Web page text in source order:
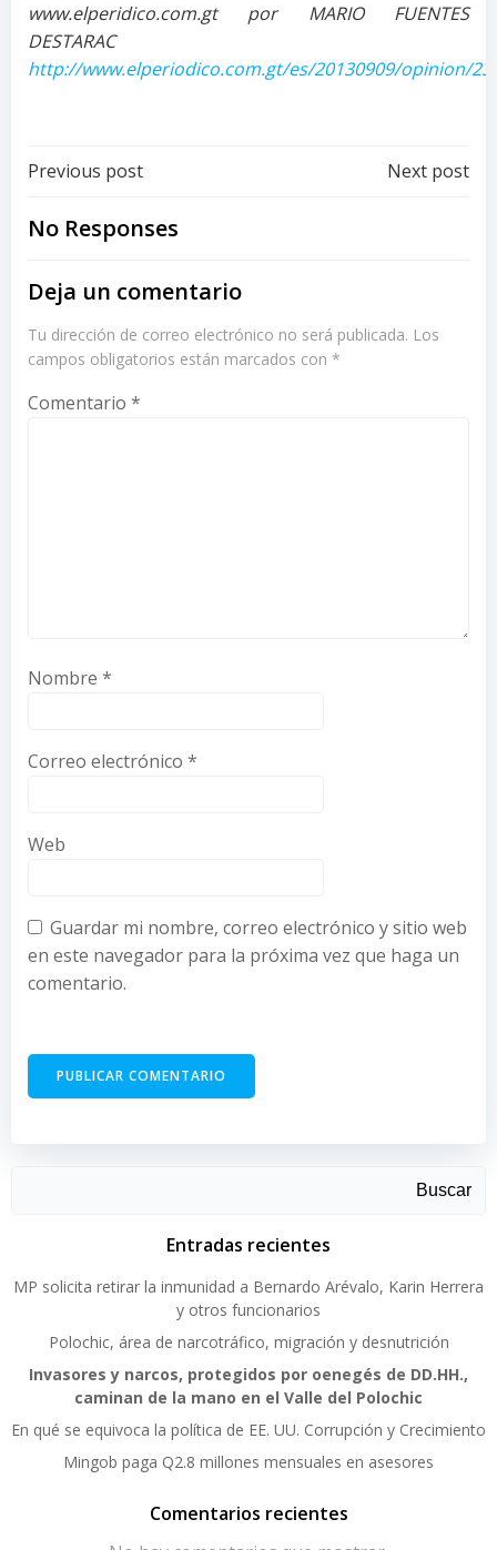
www.elperidico.com.gt por MARIO FUENTES
DESTARAC
http://www.elperiodico.com.gt/es/20130909/opinion/
Post
navigation
Previous post Next post
No Responses
Deja un comentario
Tu dirección de correo electrónico no será publicada. Los
campos obligatorios están marcados con *
Comentario *
Nombre *
Correo electrónico *
Web
Guardar mi nombre, correo electrónico y sitio web
en este navegador para la próxima vez que haga un
comentario.
Buscar
Entradas recientes
MP solicita retirar la inmunidad a Bernardo Arévalo, Karin Herrera
y otros funcionarios
Polochic, área de narcotráfico, migración y desnutrición
Invasores y narcos, protegidos por oenegés de DD.HH.,
caminan de la mano en el Valle del Polochic
En qué se equivoca la política de EE. UU. Corrupción y Crecimiento
Mingob paga Q2.8 millones mensuales en asesores
Comentarios recientes